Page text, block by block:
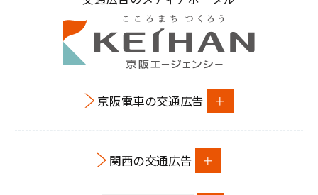
京阪電車の交通広告
関西の交通広告